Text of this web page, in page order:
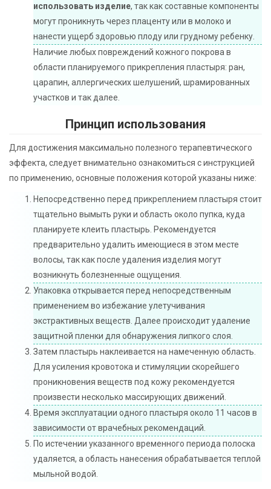
использовать изделие, так как составные компоненты
могут проникнуть через плаценту или в молоко и
нанести ущерб здоровью плоду или грудному ребенку.
Наличие любых повреждений кожного покрова в
области планируемого прикрепления пластыря: ран,
царапин, аллергических шелушений, шрамированных
участков и так далее.
Принцип использования
Для достижения максимально полезного терапевтического
эффекта, следует внимательно ознакомиться с инструкцией
по применению, основные положения которой указаны ниже:
Непосредственно перед прикреплением пластыря стоит
тщательно вымыть руки и область около пупка, куда
планируете клеить пластырь. Рекомендуется
предварительно удалить имеющиеся в этом месте
волосы, так как после удаления изделия могут
возникнуть болезненные ощущения.
Упаковка открывается перед непосредственным
применением во избежание улетучивания
экстрактивных веществ. Далее происходит удаление
защитной пленки для обнаружения липкого слоя.
Затем пластырь наклеивается на намеченную область.
Для усиления кровотока и стимуляции скорейшего
проникновения веществ под кожу рекомендуется
произвести несколько массирующих движений.
Время эксплуатации одного пластыря около 11 часов в
зависимости от врачебных рекомендаций.
По истечении указанного временного периода полоска
удаляется, а область нанесения обрабатывается теплой
мыльной водой.